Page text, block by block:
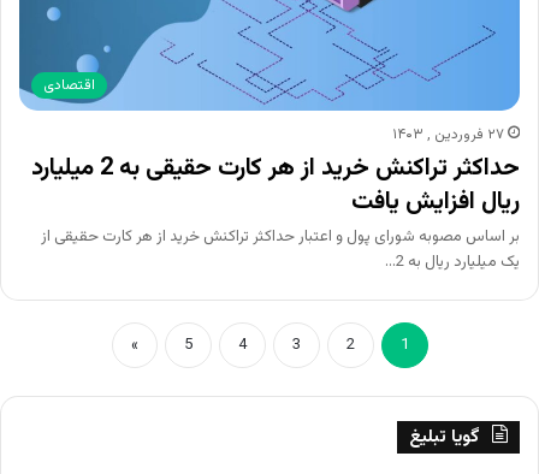
اقتصادی
۲۷ فروردین , ۱۴۰۳
حداکثر تراکنش خرید از هر کارت حقیقی به 2 میلیارد
ریال افزایش یافت
بر اساس مصوبه شورای پول و اعتبار حداکثر تراکنش خرید از هر کارت حقیقی از
یک میلیارد ریال به 2…
1
2
3
4
5
»
گویا تبلیغ